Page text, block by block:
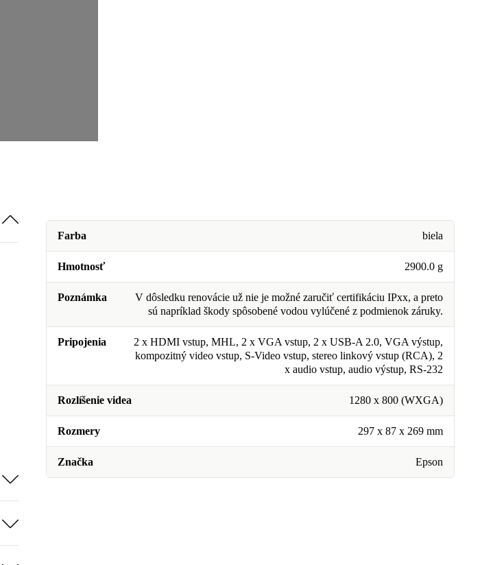
Farba biela
Hmotnosť 2900.0 g
Poznámka
V dôsledku renovácie už nie je možné zaručiť certifikáciu IPxx, a preto
sú napríklad škody spôsobené vodou vylúčené z podmienok záruky.
Pripojenia
2 x HDMI vstup, MHL, 2 x VGA vstup, 2 x USB-A 2.0, VGA výstup,
kompozitný video vstup, S-Video vstup, stereo linkový vstup (RCA), 2
x audio vstup, audio výstup, RS-232
Rozlíšenie videa 1280 x 800 (WXGA)
Rozmery 297 x 87 x 269 mm
Značka Epson